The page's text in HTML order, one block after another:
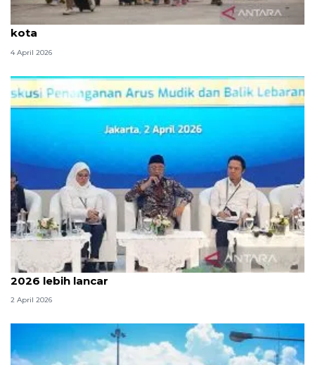
Arus Balik: Bonus demografi yang terjebak di jalan
kota
4 April 2026
Menteri PU sebut arus mudik dan balik Lebaran
2026 lebih lancar
2 April 2026